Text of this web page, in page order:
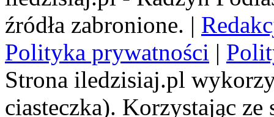
źródła zabronione. |
Polityka prywatności |
Strona iledzisiaj.pl
ciasteczka). Korzystając